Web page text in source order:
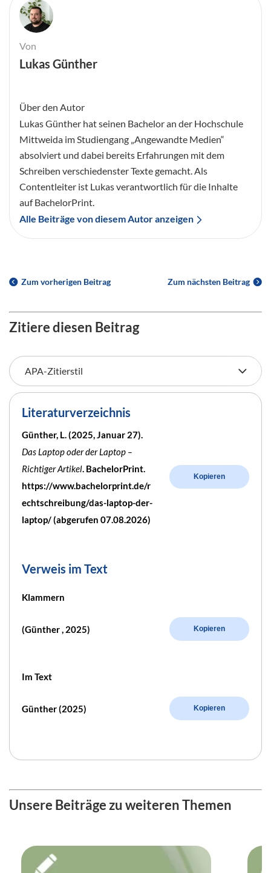
Von
Lukas Günther
Über den Autor
Lukas Günther hat seinen Bachelor an der Hochschule
Mittweida im Studiengang „Angewandte Medien“
absolviert und dabei bereits Erfahrungen mit dem
Schreiben verschiedenster Texte gemacht. Als
Contentleiter ist Lukas verantwortlich für die Inhalte
auf BachelorPrint.
Alle Beiträge von diesem Autor anzeigen
Zum vorherigen Beitrag Zum nächsten Beitrag
Zitiere diesen Beitrag
Literaturverzeichnis
Günther, L. (2025, Januar 27).
Das Laptop oder der Laptop –
Richtiger Artikel. BachelorPrint.
https://www.bachelorprint.de/r
echtschreibung/das-laptop-der-
laptop/ (abgerufen 07.08.2026)
Kopieren
Verweis im Text
Klammern
(Günther , 2025) Kopieren
Im Text
Günther (2025) Kopieren
Unsere Beiträge zu weiteren Themen